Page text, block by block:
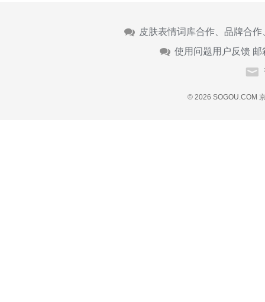
皮肤表情词库合作、品牌合
使用问题用户反馈 邮
© 2026 SOGOU.COM